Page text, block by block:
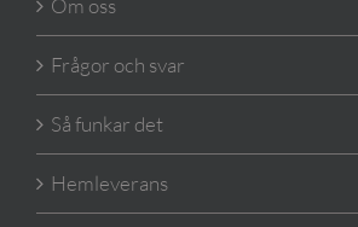
Frågor och svar
Så funkar det
Hemleverans